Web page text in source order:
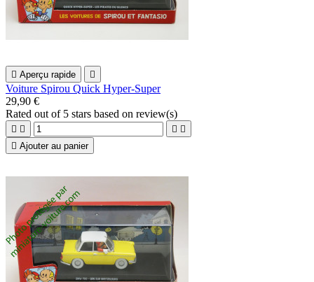
 Aperçu rapide 
Voiture Spirou Quick Hyper-Super
29,90 €
Rated out of 5 stars based on review(s)
   
 Ajouter au panier